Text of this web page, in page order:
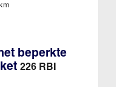
beperkte
226 RBI